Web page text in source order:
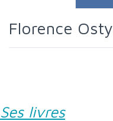
Florence Osty
Ses livres